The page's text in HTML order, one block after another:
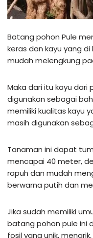
Batang pohon Pule
keras dan kayu yang
mudah melengkung
Maka dari itu kayu
digunakan sebagai
memiliki kualitas kayu
masih digunakan
Tanaman ini dapat
mencapai 40 meter,
rapuh dan mudah
berwarna putih dan
Jika sudah memiliki
batang pohon pule ini
fosil yang unik,